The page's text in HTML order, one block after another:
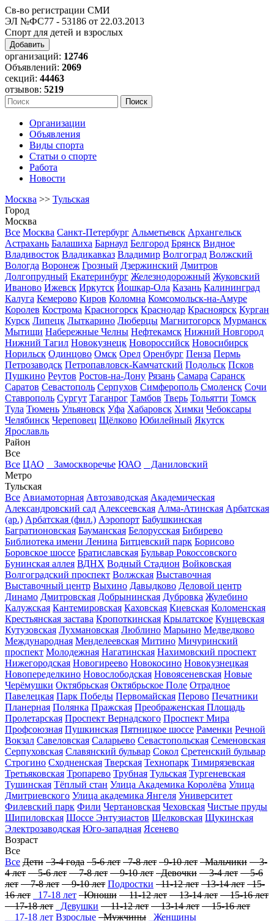
Св-во регистрации СМИ
ЭЛ №ФС77 - 53186 от 22.03.2013
Спорт для детей и взрослых
Добавить
организаций: 12746
Объявлений: 2069
секций: 44463
отзывов: 5219
Организации
Объявления
Виды спорта
Статьи о спорте
Работа
Новости
Москва >> Тульская
Город
Москва
Все Москва Санкт-Петербург Альметьевск Архангельск
Астрахань Балашиха Барнаул Белгород Брянск Видное
Владивосток Владикавказ Владимир Волгоград Волжский
Вологда Воронеж Грозный Дзержинский Дмитров
Долгопрудный Екатеринбург Железнодорожный Жуковский
Иваново Ижевск Иркутск Йошкар-Ола Казань Калининград
Калуга Кемерово Киров Коломна Комсомольск-на-Амуре
Королев Кострома Красногорск Краснодар Красноярск Курган
Курск Липецк Лыткарино Люберцы Магнитогорск Мурманск
Мытищи Набережные Челны Нефтекамск Нижний Новгород
Нижний Тагил Новокузнецк Новороссийск Новосибирск
Норильск Одинцово Омск Орел Оренбург Пенза Пермь
Петрозаводск Петропавловск-Камчатский Подольск Псков
Пушкино Реутов Ростов-на-Дону Рязань Самара Саранск
Саратов Севастополь Серпухов Симферополь Смоленск Сочи
Ставрополь Сургут Таганрог Тамбов Тверь Тольятти Томск
Тула Тюмень Ульяновск Уфа Хабаровск Химки Чебоксары
Челябинск Череповец Щёлково Юбилейный Якутск
Ярославль
Район
Все
Все ЦАО Замоскворечье ЮАО
Даниловский
Метро
Тульская
Все Авиамоторная Автозаводская Академическая
Александровский сад Алексеевская Алма-Атинская Арбатская
(ар.) Арбатская (фил.) Аэропорт Бабушкинская
Багратионовская Бауманская Белорусская Бибирево
Библиотека имени Ленина Битцевский парк Борисово
Боровское шоссе Братиславская Бульвар Рокоссовского
Бунинская аллея ВДНХ Водный Стадион Войковская
Волгоградский проспект Волжская Выставочная
Выставочный центр Выхино Давыдково Деловой центр
Динамо Дмитровская Добрынинская Дубровка Жулебино
Калужская Кантемировская Каховская Киевская Коломенская
Крестьянская застава Кропоткинская Крылатское Кунцевская
Кутузовская Лухмановская Люблино Марьино Медведково
Международная Менделеевская Митино Мичуринский
проспект Молодежная Нагатинская Нахимовский проспект
Нижегородская Новогиреево Новокосино Новокузнецкая
Новопеределкино Новослободская Новоясеневская Новые
Черёмушки Октябрьская Октябрьское Поле Отрадное
Павелецкая Парк Победы Первомайская Перово Печатники
Планерная Полянка Пражская Преображенская Площадь
Пролетарская Проспект Вернадского Проспект Мира
Профсоюзная Пушкинская Пятницкое шоссе Раменки Речной
Вокзал Савеловская Саларьево Севастопольская Семеновская
Серпуховская Славянский бульвар Сокол Сретенский бульвар
Строгино Сходненская Тверская Технопарк Тимирязевская
Третьяковская Тропарево Трубная Тульская Тургеневская
Тушинская Тёплый стан Улица Академика Королёва Улица
Дмитриевского Улица академика Янгеля Университет
Филевский парк Фили Чертановская Чеховская Чистые пруды
Шипиловская Шоссе Энтузиастов Щелковская Щукинская
Электрозаводская Юго-западная Ясенево
Возраст
Все
Все Дети 3-4 года 5-6 лет 7-8 лет 9-10 лет Мальчики 3-
4 лет 5-6 лет 7-8 лет 9-10 лет Девочки 3-4 лет 5-6
лет 7-8 лет 9-10 лет Подростки 11-12 лет 13-14 лет 15-
16 лет
17-18 лет Юноши 11-12 лет 13-14 лет 15-16 лет
17-18 лет
Девушки 11-12 лет 13-14 лет 15-16 лет
17-18 лет Взрослые Мужчины
Женщины